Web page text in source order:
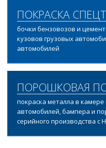
ПОКРАСКА
бочки бензовозов и
кузовов грузовых
автомобилей
ПОРОШКОВАЯ
покраска металла в
автомобилей, бампера и
серийного производства с